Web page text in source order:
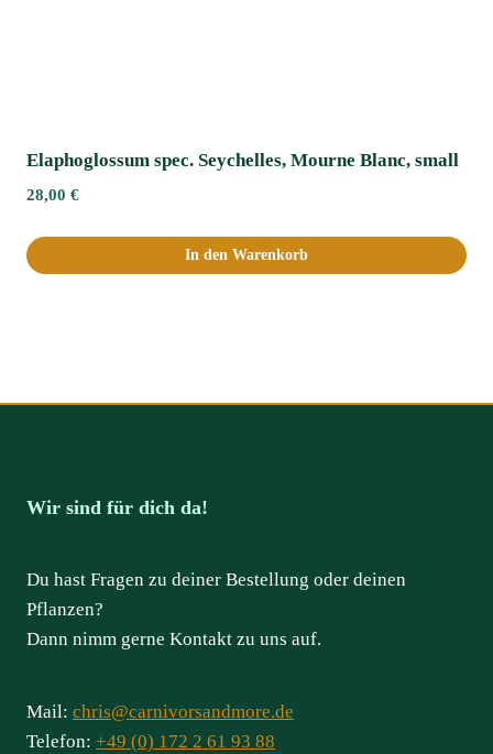
Elaphoglossum spec. Seychelles, Mourne Blanc, small
28,00 €
In den Warenkorb
Wir sind für dich da!
Du hast Fragen zu deiner Bestellung oder deinen
Pflanzen?
Dann nimm gerne Kontakt zu uns auf.
Mail: chris@carnivorsandmore.de
Telefon: +49 (0) 172 2 61 93 88